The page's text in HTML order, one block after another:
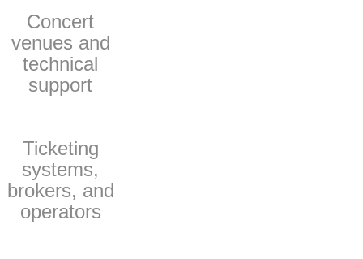
Concert
venues and
technical
support
Ticketing
systems,
brokers, and
operators